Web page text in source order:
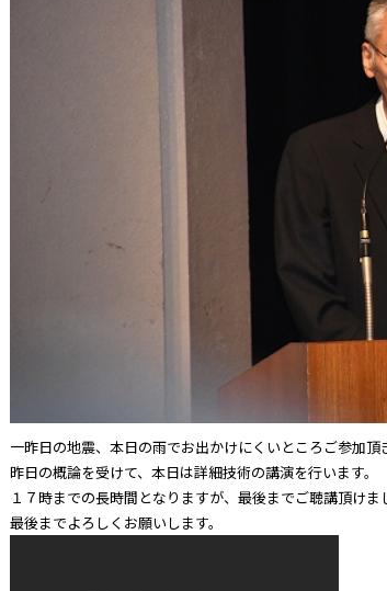
一昨日の地震、本日の雨でお出かけにくいところご参加頂
昨日の概論を受けて、本日は詳細技術の講演を行います。
１７時までの長時間となりますが、最後までご聴講頂け
最後までよろしくお願いします。